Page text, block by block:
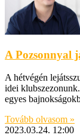
A Pozsonnyal
A hétvégén
idei
egyes
Tovább olvasom »
2023.03.24. 12:00